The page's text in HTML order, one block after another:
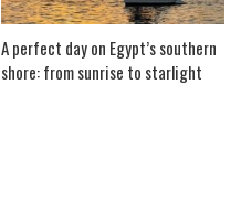
A perfect day on Egypt’s southern
shore: from sunrise to starlight